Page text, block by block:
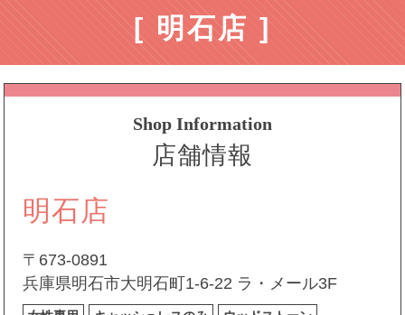
[ 明石店 ]
Shop Information
店舗情報
明石店
〒673-0891
兵庫県明石市大明石町1-6-22 ラ・メール3F